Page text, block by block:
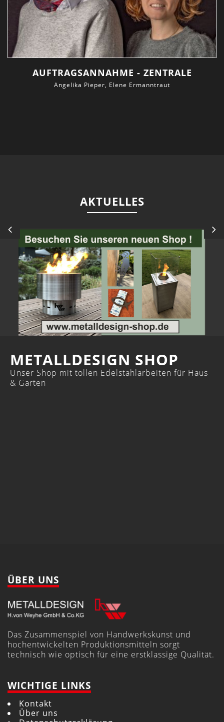
AUFTRAGSANNAHME - ZENTRALE
Angelika Pieper, Elene Ermanntraut
AKTUELLES
METALLDESIGN SHOP
Unser Shop mit tollen Edelstahlarbeiten für Haus
& Garten
ÜBER UNS
Das Zusammenspiel von Handwerkskunst und
hochentwickelten Produktionsmitteln sorgt
technisch wie optisch für eine erstklassige Qualität.
WICHTIGE LINKS
Kontakt
Über uns